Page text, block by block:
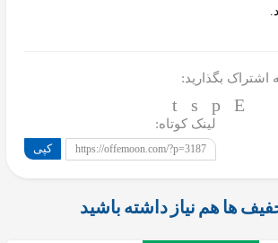
اشتراک بگذارید:
لینک کوتاه:
https://offemoon.com/?p=3187 کپی
ها هم نیاز داشته باشید